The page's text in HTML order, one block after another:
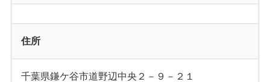
住所
千葉県鎌ケ谷市道野辺中央２－９－２１